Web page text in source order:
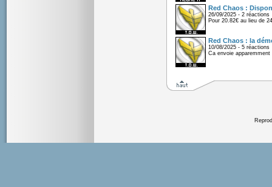
Red Chaos :
26/09/2025 - 2 réactions
Pour 20.82€ au lieu de
Red Chaos : la
10/08/2025 - 5 réactions
Ca envoie apparemment